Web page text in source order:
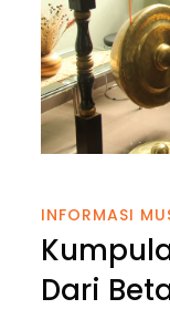
INFORMASI
Dari